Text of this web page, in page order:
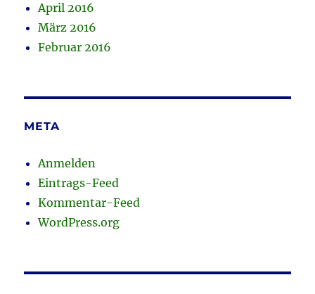
April 2016
März 2016
Februar 2016
META
Anmelden
Eintrags-Feed
Kommentar-Feed
WordPress.org